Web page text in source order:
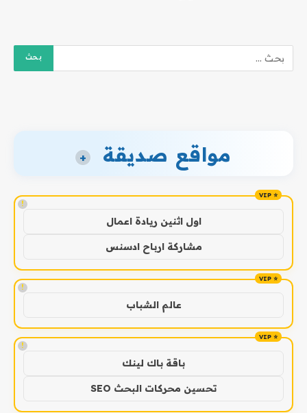
مواقع صديقة +
!
اول اثنين ريادة اعمال
مشاركة ارباح ادسنس
!
عالم الشباب
!
باقة باك لينك
تحسين محركات البحث SEO